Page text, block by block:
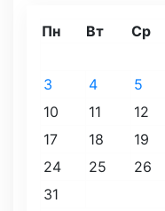
Пн Вт Ср
3
4 5
10
11 12
17
18 19
24
25 26
31